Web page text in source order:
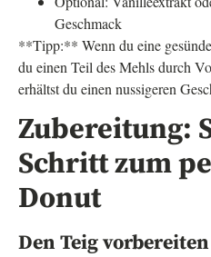
Geschmack
**Tipp:** Wenn du eine
du einen Teil des Mehls durch
erhältst du einen nussigeren
Zubereitung:
Schritt zum
Donut
Den Teig vorbereiten